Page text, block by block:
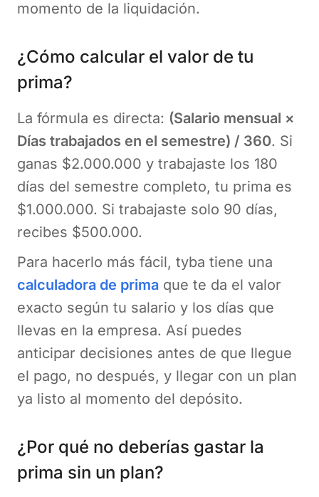
momento de la liquidación.
¿Cómo calcular el valor de tu
prima?
La fórmula es directa: (Salario mensual ×
Días trabajados en el semestre) / 360. Si
ganas $2.000.000 y trabajaste los 180
días del semestre completo, tu prima es
$1.000.000. Si trabajaste solo 90 días,
recibes $500.000.
Para hacerlo más fácil, tyba tiene una
calculadora de prima que te da el valor
exacto según tu salario y los días que
llevas en la empresa. Así puedes
anticipar decisiones antes de que llegue
el pago, no después, y llegar con un plan
ya listo al momento del depósito.
¿Por qué no deberías gastar la
prima sin un plan?